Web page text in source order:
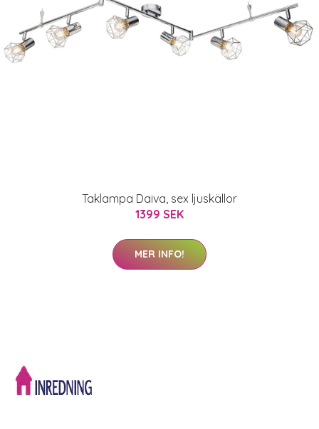
Taklampa Daiva, sex ljuskällor
1399 SEK
MER INFO!